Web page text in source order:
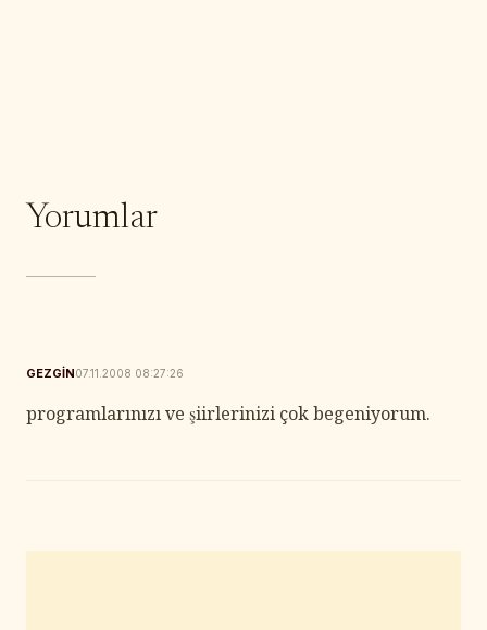
Yorumlar
GEZGIN07.11.2008 08:27:26
programlarınızı ve şiirlerinizi çok begeniyorum.